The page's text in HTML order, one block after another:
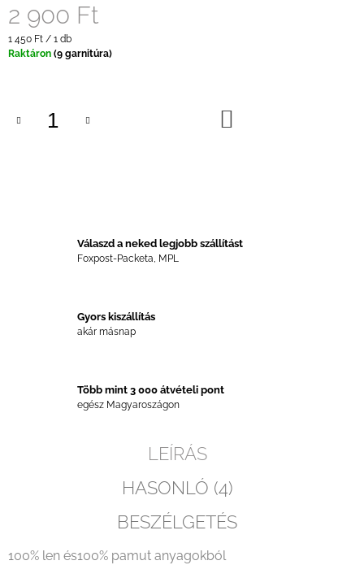
2 900 Ft
Egységár:
1 450 Ft / 1 db
Raktáron (9 garnitúra)
Válaszd a neked legjobb szállítást
Foxpost-Packeta, MPL
Gyors kiszállítás
akár másnap
Több mint 3 000 átvételi pont
egész Magyaroszágon
LEÍRÁS
HASONLÓ (4)
BESZÉLGETÉS
100% len és100% pamut anyagokból